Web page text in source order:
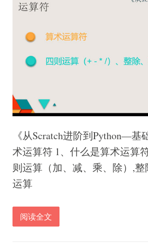
《从Scratch进阶到Python—基
术运算符 1、什么是算术运算
则运算（加、减、乘、除）,
运算
阅读全文